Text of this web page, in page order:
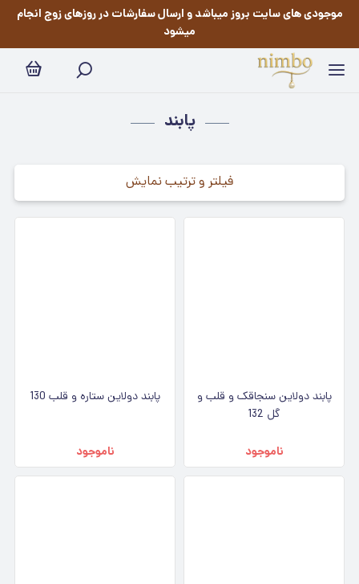
موجودی های سایت بروز میباشد و ارسال سفارشات در روزهای زوج انجام
میشود
پابند
فیلتر و ترتیب نمایش
پابند دولاین سنجاقک و قلب و
گل 132
ناموجود
پابند دولاین ستاره و قلب 130
ناموجود